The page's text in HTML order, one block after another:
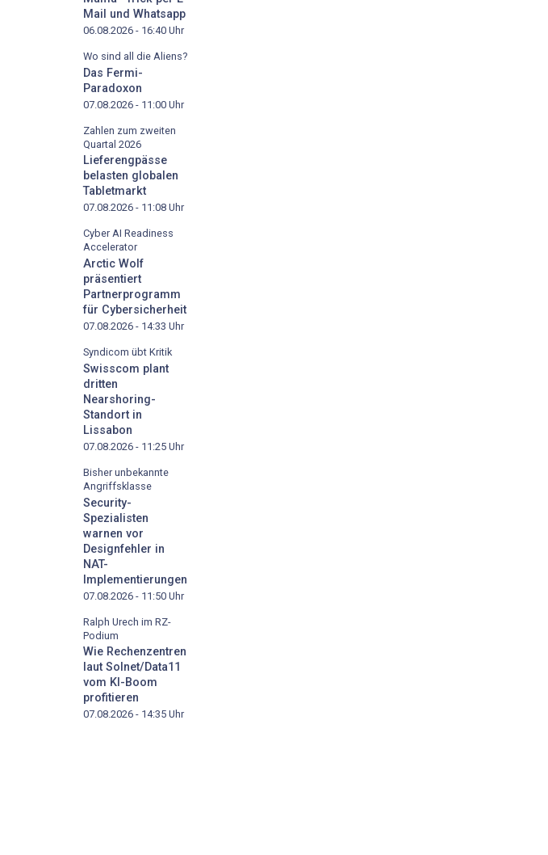
Mail und Whatsapp
06.08.2026 - 16:40 Uhr
Wo sind all die Aliens?
Das Fermi-
Paradoxon
07.08.2026 - 11:00 Uhr
Zahlen zum zweiten
Quartal 2026
Lieferengpässe
belasten globalen
Tabletmarkt
07.08.2026 - 11:08 Uhr
Cyber AI Readiness
Accelerator
Arctic Wolf
präsentiert
Partnerprogramm
für Cybersicherheit
07.08.2026 - 14:33 Uhr
Syndicom übt Kritik
Swisscom plant
dritten
Nearshoring-
Standort in
Lissabon
07.08.2026 - 11:25 Uhr
Bisher unbekannte
Angriffsklasse
Security-
Spezialisten
warnen vor
Designfehler in
NAT-
Implementierungen
07.08.2026 - 11:50 Uhr
Ralph Urech im RZ-
Podium
Wie Rechenzentren
laut Solnet/Data11
vom KI-Boom
profitieren
07.08.2026 - 14:35 Uhr